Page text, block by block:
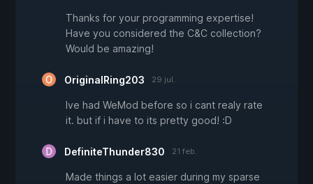
Thanks for your programming expertise!
Have you considered the C&C collection?
Would be amazing!
OriginalRing203 29 jul.
Ive had WeMod before so i cant realy rate
it. but if i have to its pretty good! :D
DefiniteThunder830 21 feb.
Made things a lot easier during my sparse